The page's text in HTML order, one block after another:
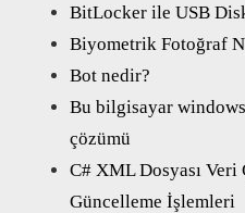
BitLocker ile USB
Biyometrik Fotoğraf
Bot nedir?
Bu bilgisayar windows
çözümü
C# XML Dosyası Veri
Güncelleme İşlemleri